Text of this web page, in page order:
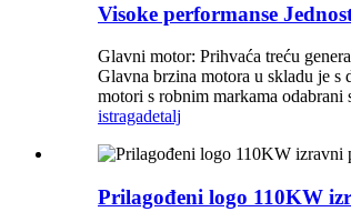
Visoke performanse
Glavni motor: Prihvaća treću
Glavna brzina motora u skladu je
motori s robnim markama odabrani
istragadetalj
Prilagođeni logo 110KW